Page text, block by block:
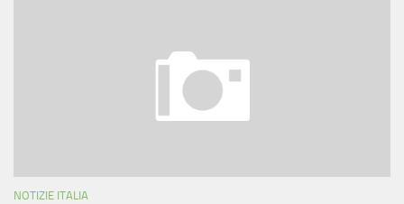
NOTIZIE ITALIA